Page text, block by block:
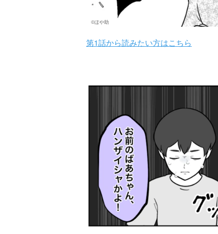
©ほや助
第1話から読みたい方はこちら